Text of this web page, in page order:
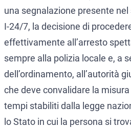
una segnalazione presente
I-24/7, la decisione di
effettivamente all’arresto
sempre alla polizia locale e, a
dell’ordinamento, all’autorità
che deve convalidare la
tempi stabiliti dalla legge
lo Stato in cui la persona si